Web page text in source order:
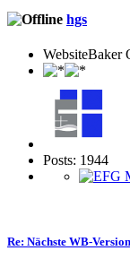
hgs
WebsiteBaker
Posts: 1944
Re: Nächste WB-